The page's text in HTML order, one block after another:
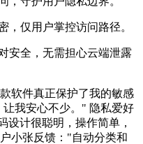
，仅用户掌控访问路径。
安全，无需担心云端泄露
软件真正保护了我的敏感
我安心不少。" 隐私爱好
设计很聪明，操作简单，
小张反馈："自动分类和